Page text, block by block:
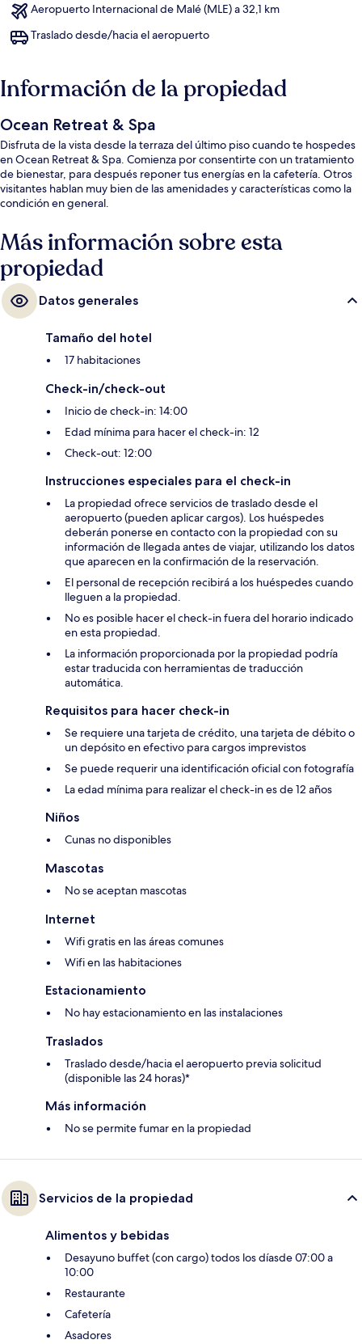
Aeropuerto Internacional de Malé (MLE) a 32,1 km
Traslado desde/hacia el aeropuerto
Información de la propiedad
Ocean Retreat & Spa
Disfruta de la vista desde la terraza del último piso cuando te hospedes
en Ocean Retreat & Spa. Comienza por consentirte con un tratamiento
de bienestar, para después reponer tus energías en la cafetería. Otros
visitantes hablan muy bien de las amenidades y características como la
condición en general.
Más información sobre esta
propiedad
Datos generales
Tamaño del hotel
17 habitaciones
Check-in/check-out
Inicio de check-in: 14:00
Edad mínima para hacer el check-in: 12
Check-out: 12:00
Instrucciones especiales para el check-in
La propiedad ofrece servicios de traslado desde el
aeropuerto (pueden aplicar cargos). Los huéspedes
deberán ponerse en contacto con la propiedad con su
información de llegada antes de viajar, utilizando los datos
que aparecen en la confirmación de la reservación.
El personal de recepción recibirá a los huéspedes cuando
lleguen a la propiedad.
No es posible hacer el check-in fuera del horario indicado
en esta propiedad.
La información proporcionada por la propiedad podría
estar traducida con herramientas de traducción
automática.
Requisitos para hacer check-in
Se requiere una tarjeta de crédito, una tarjeta de débito o
un depósito en efectivo para cargos imprevistos
Se puede requerir una identificación oficial con fotografía
La edad mínima para realizar el check-in es de 12 años
Niños
Cunas no disponibles
Mascotas
No se aceptan mascotas
Internet
Wifi gratis en las áreas comunes
Wifi en las habitaciones
Estacionamiento
No hay estacionamiento en las instalaciones
Traslados
Traslado desde/hacia el aeropuerto previa solicitud
(disponible las 24 horas)*
Más información
No se permite fumar en la propiedad
Servicios de la propiedad
Alimentos y bebidas
Desayuno buffet (con cargo) todos los díasde 07:00 a
10:00
Restaurante
Cafetería
Asadores